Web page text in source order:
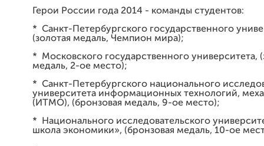
Герои России года 2014 - команды студентов:
* Санкт-Петербургского государственного
(золотая медаль, Чемпион мира);
* Московского государственного университета,
медаль, 2-ое место);
* Санкт-Петербургского национального
университета информационных технологий,
(ИТМО), (бронзовая медаль, 9-ое место);
* Национального исследовательского
школа экономики», (бронзовая медаль, 10-ое